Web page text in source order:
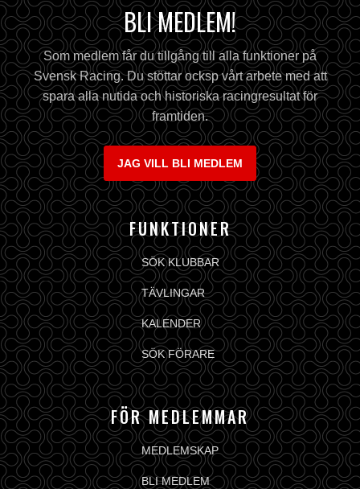
BLI MEDLEM!
Som medlem får du tillgång till alla funktioner på
Svensk Racing. Du stöttar ocksp vårt arbete med att
spara alla nutida och historiska racingresultat för
framtiden.
JAG VILL BLI MEDLEM
FUNKTIONER
SÖK KLUBBAR
TÄVLINGAR
KALENDER
SÖK FÖRARE
FÖR MEDLEMMAR
MEDLEMSKAP
BLI MEDLEM